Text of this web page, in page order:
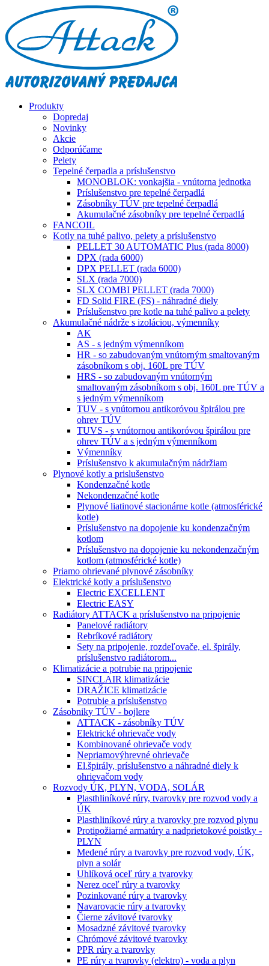
Produkty
Dopredaj
Novinky
Akcie
Odporúčame
Pelety
Tepelné čerpadla a príslušenstvo
MONOBLOK: vonkajšia - vnútorna jednotka
Príslušenstvo pre tepelné čerpadlá
Zásobníky TÚV pre tepelné čerpadlá
Akumulačné zásobníky pre tepelné čerpadlá
FANCOIL
Kotly na tuhé palivo, pelety a príslušenstvo
PELLET 30 AUTOMATIC Plus (rada 8000)
DPX (rada 6000)
DPX PELLET (rada 6000)
SLX (rada 7000)
SLX COMBI PELLET (rada 7000)
FD Solid FIRE (FS) - náhradné diely
Príslušenstvo pre kotle na tuhé palivo a pelety
Akumulačné nádrže s izoláciou, výmenníky
AK
AS - s jedným výmenníkom
HR - so zabudovaným vnútorným smaltovaným
zásobníkom s obj. 160L pre TÚV
HRS - so zabudovaným vnútorným
smaltovaným zásobníkom s obj. 160L pre TÚV a
s jedným výmenníkom
TUV - s vnútornou antikoróvou špirálou pre
ohrev TÚV
TUVS - s vnútornou antikoróvou špirálou pre
ohrev TÚV a s jedným výmenníkom
Výmenníky
Príslušenstvo k akumulačným nádržiam
Plynové kotly a prislušenstvo
Kondenzačné kotle
Nekondenzačné kotle
Plynové liatinové stacionárne kotle (atmosférické
kotle)
Príslušenstvo na dopojenie ku kondenzačným
kotlom
Príslušenstvo na dopojenie ku nekondenzačným
kotlom (atmosférické kotle)
Priamo ohrievané plynové zásobníky
Elektrické kotly a príslušenstvo
Electric EXCELLENT
Electric EASY
Radiátory ATTACK a príslušenstvo na pripojenie
Panelové radiátory
Rebríkové radiátory
Sety na pripojenie, rozdeľovače, el. špirály,
príslušenstvo radiátorom...
Klimatizácie a potrubie na pripojenie
SINCLAIR klimatizácie
DRAŽICE klimatizácie
Potrubie a príslušenstvo
Zásobniky TÚV - bojlere
ATTACK - zásobníky TÚV
Elektrické ohrievače vody
Kombinované ohrievače vody
Nepriamovýhrevné ohrievače
El.špirály, príslušenstvo a náhradné diely k
ohrievačom vody
Rozvody ÚK, PLYN, VODA, SOLÁR
Plasthliníkové rúry, tvarovky pre rozvod vody a
ÚK
Plasthliníkové rúry a tvarovky pre rozvod plynu
Protipožiarné armatúry a nadprietokové poistky -
PLYN
Medené rúry a tvarovky pre rozvod vody, ÚK,
plyn a solár
Uhlíková oceľ rúry a tvarovky
Nerez oceľ rúry a tvarovky
Pozinkované rúry a tvarovky
Navarovacie rúry a tvarovky
Čierne závitové tvarovky
Mosadzné závitové tvarovky
Chrómové závitové tvarovky
PPR rúry a tvarovky
PE rúry a tvarovky (elektro) - voda a plyn